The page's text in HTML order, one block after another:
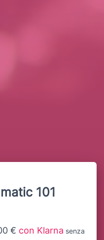
101
€ con Klarna senza